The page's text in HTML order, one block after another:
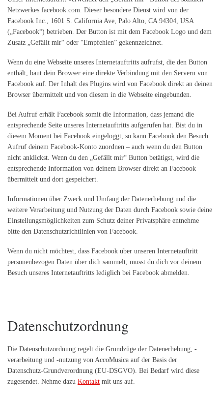
Netzwerkes facebook.com. Dieser besondere Dienst wird von der
Facebook Inc., 1601 S. California Ave, Palo Alto, CA 94304, USA
(„Facebook“) betrieben. Der Button ist mit dem Facebook Logo und dem
Zusatz „Gefällt mir“ oder “Empfehlen” gekennzeichnet.
Wenn du eine Webseite unseres Internetauftritts aufrufst, die den Button
enthält, baut dein Browser eine direkte Verbindung mit den Servern von
Facebook auf. Der Inhalt des Plugins wird von Facebook direkt an deinen
Browser übermittelt und von diesem in die Webseite eingebunden.
Bei Aufruf erhält Facebook somit die Information, dass jemand die
entsprechende Seite unseres Internetauftritts aufgerufen hat. Bist du in
diesem Moment bei Facebook eingeloggt, so kann Facebook den Besuch
Aufruf deinem Facebook-Konto zuordnen – auch wenn du den Button
nicht anklickst. Wenn du den „Gefällt mir“ Button betätigst, wird die
entsprechende Information von deinem Browser direkt an Facebook
übermittelt und dort gespeichert.
Informationen über Zweck und Umfang der Datenerhebung und die
weitere Verarbeitung und Nutzung der Daten durch Facebook sowie deine
Einstellungsmöglichkeiten zum Schutz deiner Privatsphäre entnehme
bitte den Datenschutzrichtlinien von Facebook.
Wenn du nicht möchtest, dass Facebook über unseren Internetauftritt
personenbezogen Daten über dich sammelt, musst du dich vor deinem
Besuch unseres Internetauftritts lediglich bei Facebook abmelden.
Datenschutzordnung
Die Datenschutzordnung regelt die Grundzüge der Datenerhebung, -
verarbeitung und -nutzung von AccoMusica auf der Basis der
Datenschutz-Grundverordnung (EU-DSGVO). Bei Bedarf wird diese
zugesendet. Nehme dazu Kontakt mit uns auf.